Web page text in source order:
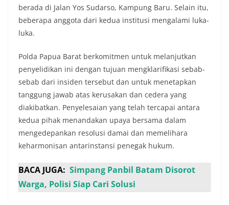
berada di Jalan Yos Sudarso, Kampung Baru. Selain itu,
beberapa anggota dari kedua institusi mengalami luka-
luka.
Polda Papua Barat berkomitmen untuk melanjutkan
penyelidikan ini dengan tujuan mengklarifikasi sebab-
sebab dari insiden tersebut dan untuk menetapkan
tanggung jawab atas kerusakan dan cedera yang
diakibatkan. Penyelesaian yang telah tercapai antara
kedua pihak menandakan upaya bersama dalam
mengedepankan resolusi damai dan memelihara
keharmonisan antarinstansi penegak hukum.
BACA JUGA: Simpang Panbil Batam Disorot
Warga, Polisi Siap Cari Solusi